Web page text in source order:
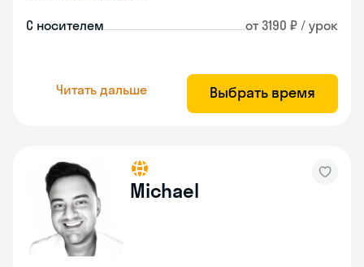
С носителем от 3190 ₽ / урок
Читать дальше Выбрать время
Michael